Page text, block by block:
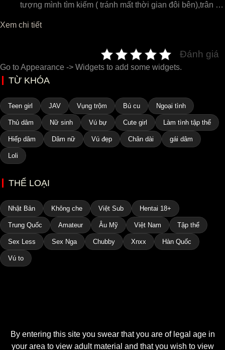
tượng mình tìm kiếm ( tránh mất thời gian đôi bên),trân …
Xem chi tiết
Đánh giá
Go to Appearance -> Widgets to add some widgets.
TỪ KHÓA
Teen girl JAV Vụng trộm Bú cu Ngoại tình
Thủ dâm Nữ sinh Vú bự Cute girl Làm tình tập thể
Hiếp dâm Dâm nữ Vú đẹp Chân dài gái dâm
Loli
THỂ LOẠI
Nhật Bản Không che Việt Sub Hentai 18+
Trung Quốc Amateur Âu Mỹ Việt Nam Tập thể
Sex Less Sex Nga Chubby Xnxx Hàn Quốc
Vú to
By entering this site you swear that you are of legal age in
your area to view adult material and that you wish to view